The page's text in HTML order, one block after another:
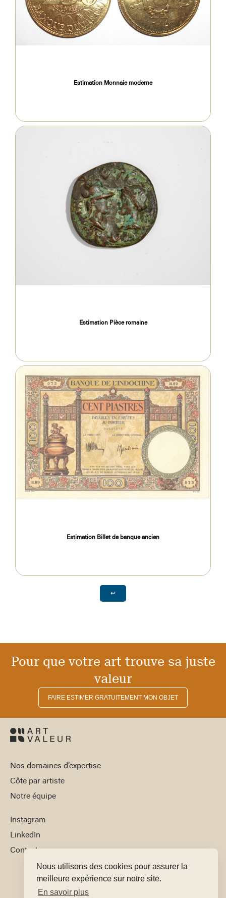
Nous utilisons des cookies pour assurer la
meilleure expérience sur notre site.
En savoir plus
Estimation Monnaie moderne
Estimation Pièce romaine
Estimation Billet de banque ancien
↩
Pour que votre art trouve sa juste
valeur
FAIRE ESTIMER GRATUITEMENT MON OBJET
Nos domaines d’expertise
Côte par artiste
Notre équipe
Instagram
LinkedIn
Contact